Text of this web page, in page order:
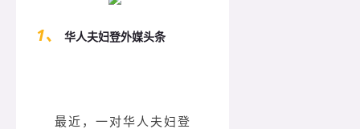
1、 华人夫妇登外媒头条
最近，一对华人夫妇登